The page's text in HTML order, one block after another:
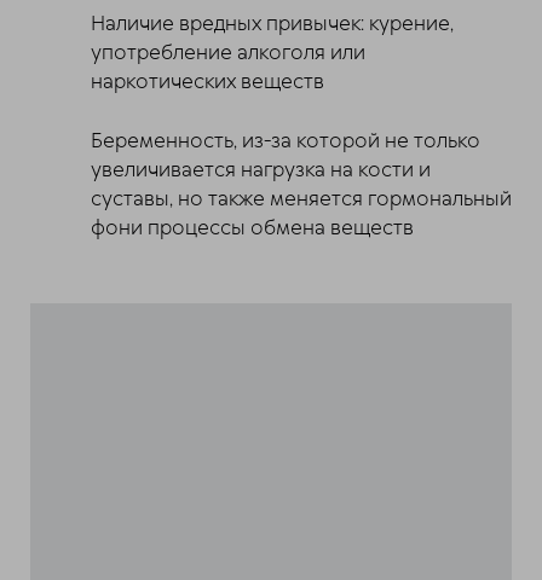
Наличие вредных привычек: курение,
употребление алкоголя или
наркотических веществ
Беременность, из-за которой не только
увеличивается нагрузка на кости и
суставы, но также меняется гормональный
фони процессы обмена веществ